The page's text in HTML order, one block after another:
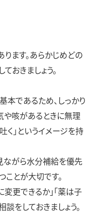
ます。あらかじめどの
おきましょう。
であるため、しっかり
や咳があるときに無理
く」というイメージを持
ながら水分補給を優先
ことが大切です。
更できるか」「薬は子
をしておきましょう。